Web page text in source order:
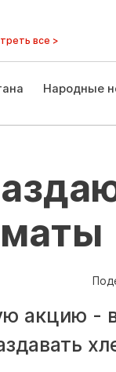
все >
Народные
акцию -